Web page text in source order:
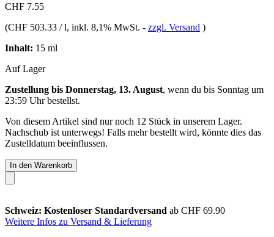
CHF 7.55
(CHF 503.33 / l, inkl. 8,1% MwSt. - zzgl. Versand )
Inhalt: 15 ml
Auf Lager
Zustellung bis Donnerstag, 13. August, wenn du bis Sonntag um
23:59 Uhrbestellst.
Von diesem Artikel sind nur noch 12 Stück in unserem Lager.
Nachschub ist unterwegs! Falls mehr bestellt wird, könnte dies das
Zustelldatum beeinflussen.
In den Warenkorb
Schweiz: Kostenloser Standardversand ab CHF 69.90
Weitere Infos zu Versand & Lieferung